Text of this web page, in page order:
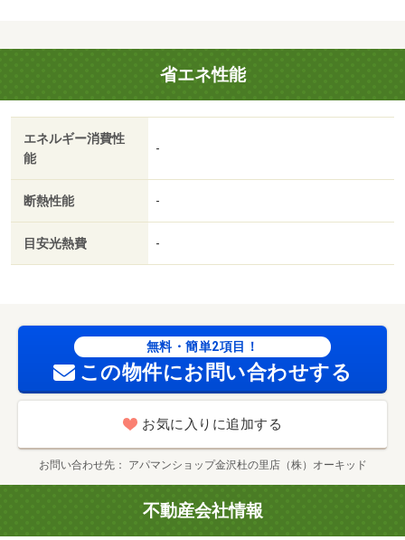
／クロゼット／フローリング／シャワー付洗面台／ＴＶイ
ンターホン／室内洗濯置／シューズボックス／システムキ
ッチン／角住戸／温水洗浄便座／駐輪場／ＣＡＴＶ／即入
居可／敷金不要／照明付／保証人不要／ネット使用料不要
／駅徒歩５分以内／駅徒歩１０分以内／プロパンガス／Ｂ
Ｓ／礼金１ヶ月／保証会社利用可／セブン－イレブン野々
本店（その他）まで５０９ｍ／Ｖ・ｄｒｕｇ野代店（ドラ
ッグストア）まで５３４ｍ／フレンドマート野々市店（ス
ーパー）まで５１１ｍ／ファミリーマート野々市野代店
省エネ性能
エネルギー消費性
能
-
断熱性能 -
目安光熱費 -
無料・簡単2項目！
この物件にお問い合わせする
お気に入りに追加する
お問い合わせ先 アパマンショップ金沢杜の里店（株）オーキッド
不動産会社情報